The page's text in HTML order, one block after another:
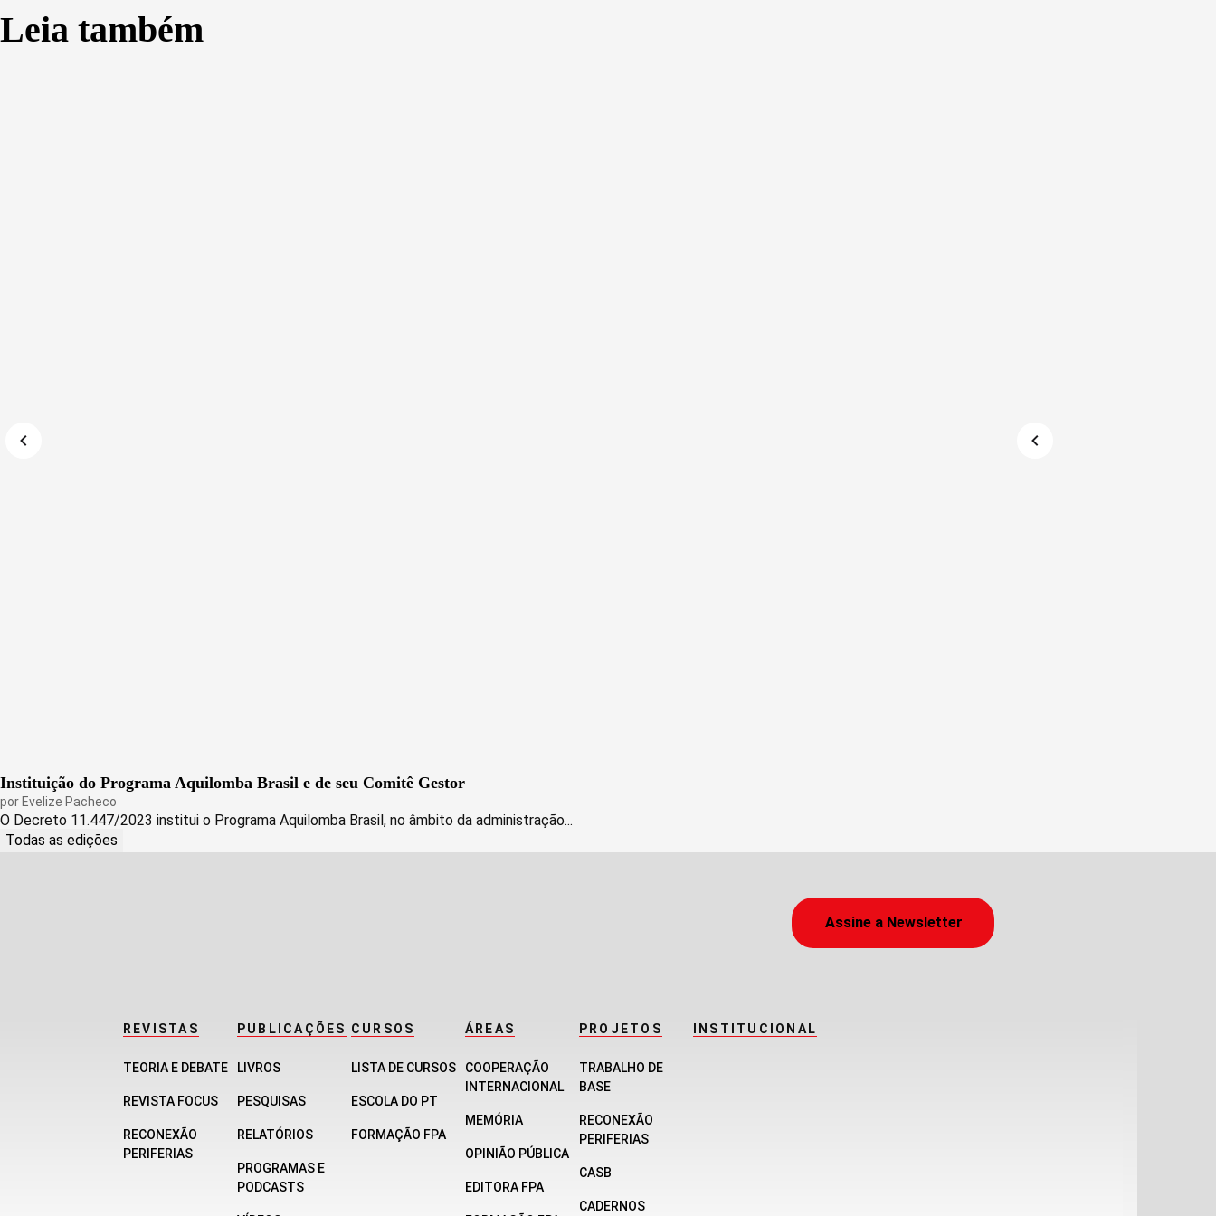
Leia também
Instituição do Programa Aquilomba Brasil e de seu Comitê Gestor
por Evelize Pacheco
O Decreto 11.447/2023 institui o Programa Aquilomba Brasil, no âmbito da administração...
Todas as edições
Assine a Newsletter
REVISTAS
TEORIA E DEBATE
REVISTA FOCUS
RECONEXÃO
PERIFERIAS
PUBLICAÇÕES
LIVROS
PESQUISAS
RELATÓRIOS
PROGRAMAS E
PODCASTS
CURSOS
LISTA DE CURSOS
ESCOLA DO PT
FORMAÇÃO FPA
ÁREAS
COOPERAÇÃO
INTERNACIONAL
MEMÓRIA
OPINIÃO PÚBLICA
EDITORA FPA
PROJETOS
TRABALHO DE
BASE
RECONEXÃO
PERIFERIAS
CASB
CADERNOS
INSTITUCIONAL